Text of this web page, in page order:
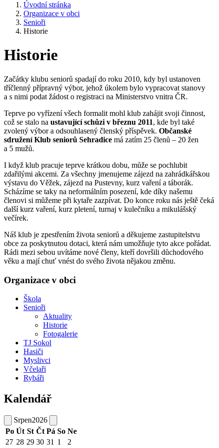
Úvodní stránka
Organizace v obci
Senioři
Historie
Historie
Začátky klubu seniorů spadají do roku 2010, kdy byl ustanoven
tříčlenný přípravný výbor, jehož úkolem bylo vypracovat stanovy
a s nimi podat žádost o registraci na Ministerstvo vnitra ČR.
Teprve po vyřízení všech formalit mohl klub zahájit svoji činnost,
což se stalo na ustavující schůzi v březnu 2011, kde byl také
zvolený výbor a odsouhlasený členský příspěvek. Občanské
sdružení Klub seniorů Sehradice má zatím 25 členů – 20 žen
a 5 mužů.
I když klub pracuje teprve krátkou dobu, může se pochlubit
zdařilými akcemi. Za všechny jmenujeme zájezd na zahrádkářskou
výstavu do Věžek, zájezd na Pustevny, kurz vaření a táborák.
Scházíme se taky na neformálním posezení, kde díky našemu
členovi si můžeme při kytaře zazpívat. Do konce roku nás ještě čeká
další kurz vaření, kurz pletení, turnaj v kulečníku a mikulášský
večírek.
Náš klub je zpestřením života seniorů a děkujeme zastupitelstvu
obce za poskytnutou dotaci, která nám umožňuje tyto akce pořádat.
Rádi mezi sebou uvítáme nové členy, kteří dovršili důchodového
věku a mají chuť vnést do svého života nějakou změnu.
Organizace v obci
Škola
Senioři
Aktuality
Historie
Fotogalerie
TJ Sokol
Hasiči
Myslivci
Včelaři
Rybáři
Kalendář
Srpen2026
Po Út St Čt Pá So Ne
27 28 29 30 31 1
2